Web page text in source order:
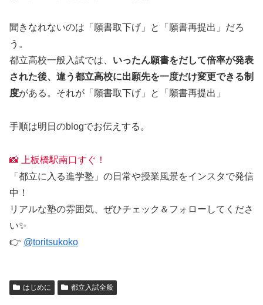
聞きなれないのは「願書取下げ」と「願書再提出」だろ
う。
都立高校一般入試では、 いったん願書をだして倍率が発表
された後、違う都立高校に出願先を一度だけ変更できる制
度がある。それが「願書取下げ」と「願書再提出」
手順は明日のblogでお伝えする。
📸 上板橋駅南口すぐ！
「都立に入る進学塾」の日常や授業風景をインスタで発信
中！
リアルな塾の雰囲気、ぜひチェック＆フォローしてくださ
い✨
👉 @toritsukoko
はじめに 都立入試全般